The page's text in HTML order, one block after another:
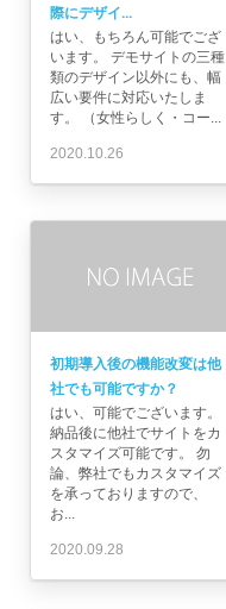
際にデザイ...
はい、もちろん可能でござ
います。 デモサイトの三種
類のデザイン以外にも、幅
広い要件に対応いたしま
す。 （女性らしく・コー...
2020.10.26
初期導入後の機能改変は他
社でも可能ですか？
はい、可能でございます。
納品後に他社でサイトをカ
スタマイズ可能です。 勿
論、弊社でもカスタマイズ
を承っておりますので、
お...
2020.09.28